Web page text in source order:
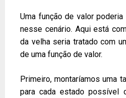
Uma função de valor
nesse cenário. Aqui está
da velha seria tratado com
de uma função de valor.
Primeiro, montaríamos uma
para cada estado possível